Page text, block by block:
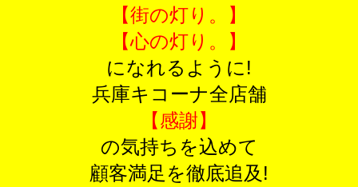
【街の灯り。】
【心の灯り。】
になれるように!
兵庫キコーナ全店舗
【感謝】
の気持ちを込めて
顧客満足を徹底追及!